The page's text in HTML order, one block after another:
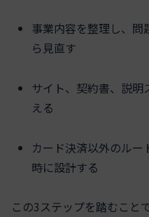
事業内容を整理し、
ら見直す
サイト、契約書、説明
える
カード決済以外のルー
時に設計する
この3ステップを踏むこと